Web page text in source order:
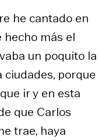
he cantado en
hecho más el
un poquito la
ciudades, porque
ir y en esta
que Carlos
trae, haya